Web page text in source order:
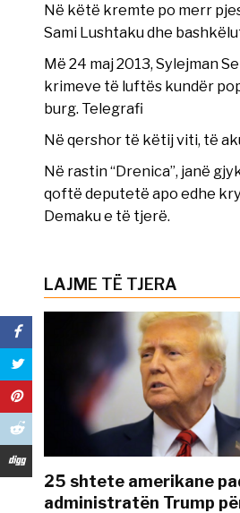
Në këtë kremte po merr
Sami Lushtaku dhe
Më 24 maj 2013, Sylejman
krimeve të luftës kundër
burg. Telegrafi
Në qershor të këtij viti, të
Në rastin “Drenica”, janë
qoftë deputetë apo edhe
Demaku e të tjerë.
LAJME TË TJERA
25 shtete amerikane
administratën Trump